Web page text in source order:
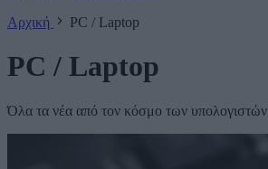
Αρχική
PC / Laptop
PC / Laptop
Όλα τα νέα από τον κόσμο των υπολογιστών